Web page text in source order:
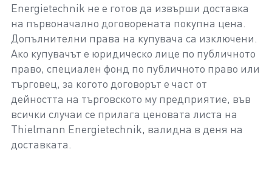
Energietechnik не е готов да извърши доставка
на първоначално договорената покупна цена.
Допълнителни права на купувача са изключени.
Ако купувачът е юридическо лице по публичното
право, специален фонд по публичното право или
търговец, за когото договорът е част от
дейността на търговското му предприятие, във
всички случаи се прилага ценовата листа на
Thielmann Energietechnik, валидна в деня на
доставката.